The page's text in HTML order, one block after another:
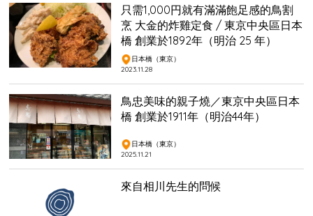
只需1,000円就有滿滿飽足感的鳥割
烹 大金的炸雞定食 / 東京中央區日本
橋 創業於1892年（明治 25 年）
日本橋（東京）
2023.11.28
鳥忠美味的親子燒／東京中央區日本
橋 創業於1911年（明治44年）
日本橋（東京）
2025.11.21
來自相川先生的問候